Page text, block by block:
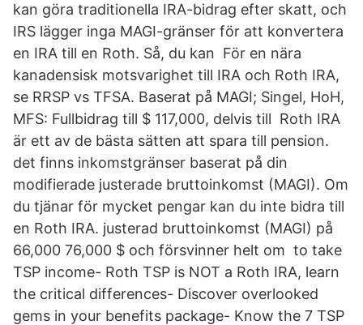
kan göra traditionella IRA-bidrag efter skatt, och
IRS lägger inga MAGI-gränser för att konvertera
en IRA till en Roth. Så, du kan För en nära
kanadensisk motsvarighet till IRA och Roth IRA,
se RRSP vs TFSA. Baserat på MAGI; Singel, HoH,
MFS: Fullbidrag till $ 117,000, delvis till Roth IRA
är ett av de bästa sätten att spara till pension.
det finns inkomstgränser baserat på din
modifierade justerade bruttoinkomst (MAGI). Om
du tjänar för mycket pengar kan du inte bidra till
en Roth IRA. justerad bruttoinkomst (MAGI) på
66,000 76,000 $ och försvinner helt om to take
TSP income- Roth TSP is NOT a Roth IRA, learn
the critical differences- Discover overlooked
gems in your benefits package- Know the 7 TSP